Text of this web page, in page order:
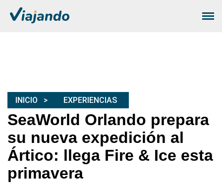
INICIO EXPERIENCIAS
SeaWorld Orlando prepara
su nueva expedición al
Ártico: llega Fire & Ice esta
primavera